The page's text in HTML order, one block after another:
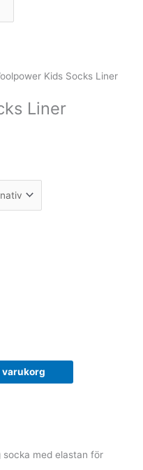
Kids Socks Liner
Liner
varukorg
socka med elastan för